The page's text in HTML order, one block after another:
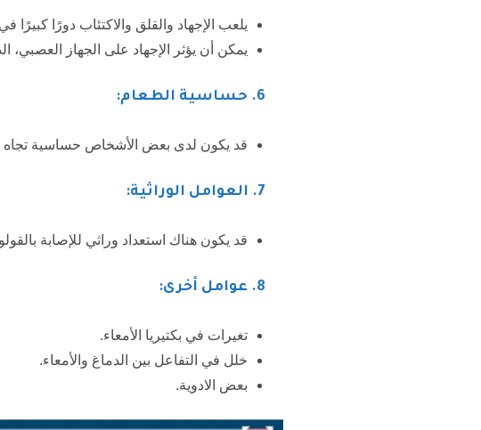
يلعب الإجهاد والقلق والاكتئاب دورًا
يمكن أن يؤثر الإجهاد على الجهاز العصبي،
6. حساسية الطعام:
قد يكون لدى بعض الأشخاص حساسية تجاه
7. العوامل الوراثية:
قد يكون هناك استعداد وراثي للإصابة
8. عوامل أخرى:
تغيرات في بكتيريا الأمعاء.
خلل في التفاعل بين الدماغ والأمعاء.
بعض الادوية.